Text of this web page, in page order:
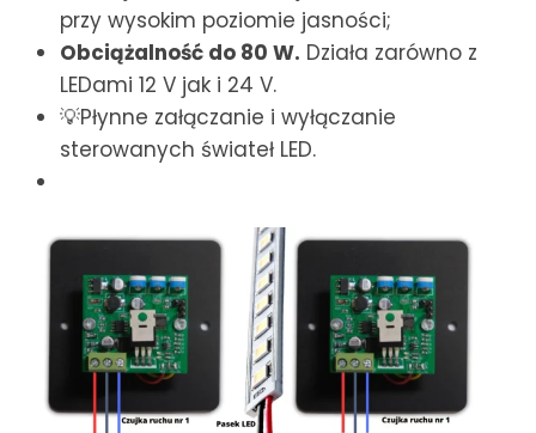
przy wysokim poziomie jasności;
Obciążalność do 80 W. Działa zarówno z
LEDami 12 V jak i 24 V.
💡Płynne załączanie i wyłączanie
sterowanych świateł LED.